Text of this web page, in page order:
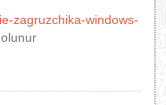
zagruzchika-windows-